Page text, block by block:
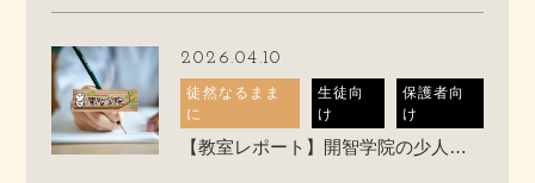
2026.04.10
徒然なるまま
に
生徒向
け
保護者向
け
【教室レポート】開智学院の少人数授業ってこんな感じです